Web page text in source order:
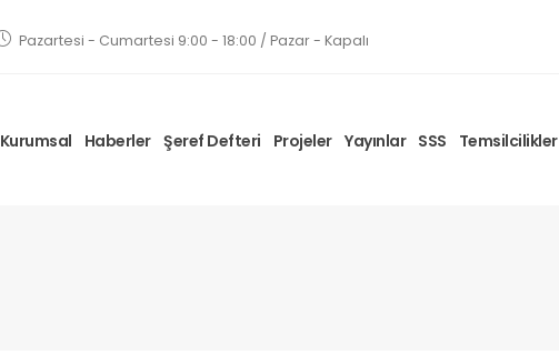
Pazartesi - Cumartesi 9:00 - 18:00 / Pazar - Kapalı
Kurumsal Haberler Şeref Defteri Projeler Yayınlar SSS Temsilcilikler